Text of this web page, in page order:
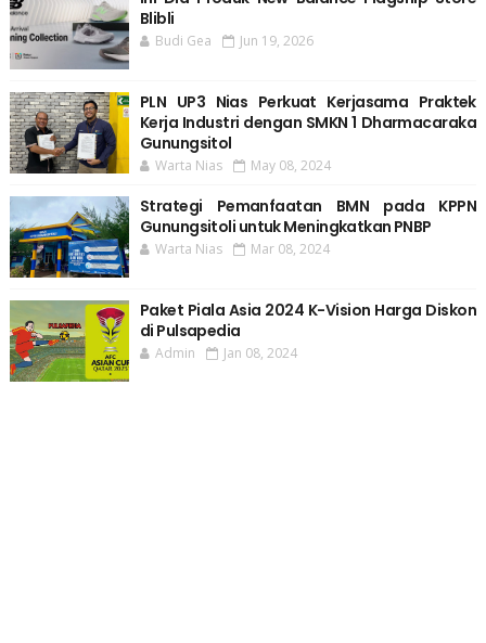
Blibli
Budi Gea Jun 19, 2026
PLN UP3 Nias Perkuat Kerjasama Praktek
Kerja Industri dengan SMKN 1 Dharmacaraka
Gunungsitol
Warta Nias May 08, 2024
Strategi Pemanfaatan BMN pada KPPN
Gunungsitoli untuk Meningkatkan PNBP
Warta Nias Mar 08, 2024
Paket Piala Asia 2024 K-Vision Harga Diskon
di Pulsapedia
Admin Jan 08, 2024